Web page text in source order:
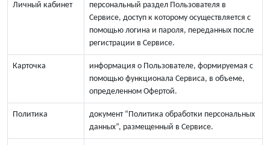
Личный кабинет
персональный раздел Пользователя в
Сервисе, доступ к которому осуществляется с
помощью логина и пароля, переданных после
регистрации в Сервисе.
Карточка
информация о Пользователе, формируемая с
помощью функционала Сервиса, в объеме,
определенном Офертой.
Политика
документ “Политика обработки персональных
данных”, размещенный в Сервисе.